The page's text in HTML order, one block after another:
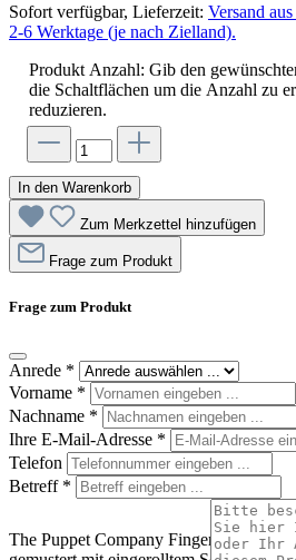
The Puppet Company Fingerpuppe
Sofort verfügbar, Lieferzeit: Versand
2-6 Werktage (je nach Zielland).
Produkt Anzahl: Gib den
die Schaltflächen um die Anzahl zu
reduzieren.
In den Warenkorb
Zum Merkzettel hinzufügen
Frage zum Produkt
Frage zum Produkt
Anrede *
Vorname *
Nachname *
Ihre E-Mail-Adresse *
Telefon
Betreff *